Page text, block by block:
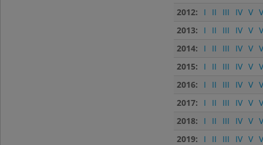
2012:
I II III IV V
2013:
I II III IV V
2014:
I II III IV V
2015:
I II III IV V
2016:
I II III IV V
2017:
I II III IV V
2018:
I II III IV V
2019:
I II III IV V